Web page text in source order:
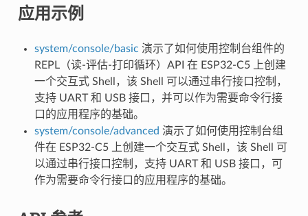
应用示例
system/console/basic 演示了如何使用控制台组件的
REPL（读-评估-打印循环）API 在 ESP32-C5 上创建
一个交互式 Shell，该 Shell 可以通过串行接口控制，
支持 UART 和 USB 接口，并可以作为需要命令行接
口的应用程序的基础。
system/console/advanced 演示了如何使用控制台组
件在 ESP32-C5 上创建一个交互式 Shell，该 Shell 可
以通过串行接口控制，支持 UART 和 USB 接口，可
作为需要命令行接口的应用程序的基础。